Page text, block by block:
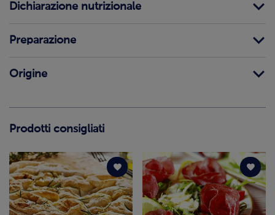
Dichiarazione nutrizionale
Preparazione
Origine
Prodotti consigliati